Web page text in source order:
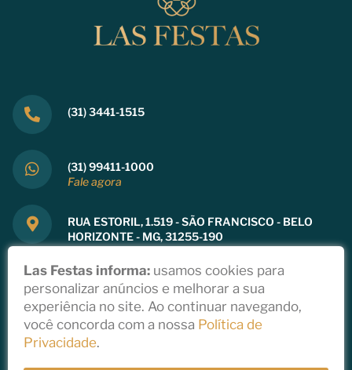
(31) 3441-1515
(31) 99411-1000
Fale agora
RUA ESTORIL, 1.519 - SÃO FRANCISCO - BELO
HORIZONTE - MG, 31255-190
Copyright 2021
Las Festas informa: usamos cookies para
personalizar anúncios e melhorar a sua
experiência no site. Ao continuar navegando,
você concorda com a nossa Política de
Privacidade.